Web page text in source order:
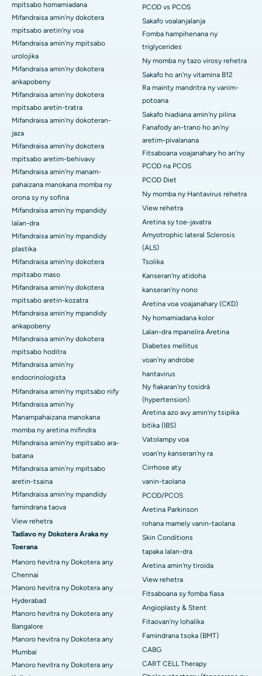
mpitsabo homamiadana
Mifandraisa amin'ny dokotera
mpitsabo aretin'ny voa
Mifandraisa amin'ny mpitsabo
urolojika
Mifandraisa amin'ny dokotera
ankapobeny
Mifandraisa amin'ny dokotera
mpitsabo aretin-tratra
Mifandraisa amin'ny dokoteran-
jaza
Mifandraisa amin'ny dokotera
mpitsabo aretim-behivavy
Mifandraisa amin'ny manam-
pahaizana manokana momba ny
orona sy ny sofina
Mifandraisa amin'ny mpandidy
lalan-dra
Mifandraisa amin'ny mpandidy
plastika
Mifandraisa amin'ny dokotera
mpitsabo maso
Mifandraisa amin'ny dokotera
mpitsabo aretin-kozatra
Mifandraisa amin'ny mpandidy
ankapobeny
Mifandraisa amin'ny dokotera
mpitsabo hoditra
Mifandraisa amin'ny
endocrinologista
Mifandraisa amin'ny mpitsabo nify
Mifandraisa amin'ny
Manampahaizana manokana
momba ny aretina mifindra
Mifandraisa amin'ny mpitsabo ara-
batana
Mifandraisa amin'ny mpitsabo
aretin-tsaina
Mifandraisa amin'ny mpandidy
famindrana taova
View rehetra
Tadiavo ny Dokotera Araka ny
Toerana
Manoro hevitra ny Dokotera any
Chennai
Manoro hevitra ny Dokotera any
Hyderabad
Manoro hevitra ny Dokotera any
Bangalore
Manoro hevitra ny Dokotera any
Mumbai
Manoro hevitra ny Dokotera any
PCOD vs PCOS
Sakafo voalanjalanja
Fomba hampihenana ny
triglycerides
Ny momba ny tazo virosy rehetra
Sakafo ho an'ny vitamina B12
Ra mainty mandritra ny vanim-
potoana
Sakafo hiadiana amin'ny pilina
Fanafody an-trano ho an'ny
aretim-pivalanana
Fitsaboana voajanahary ho an'ny
PCOD na PCOS
PCOD Diet
Ny momba ny Hantavirus rehetra
View rehetra
Aretina sy toe-javatra
Amyotrophic lateral Sclerosis
(ALS)
Tsolika
Kanseran'ny atidoha
kanseran'ny nono
Aretina voa voajanahary (CKD)
Ny homamiadana kolor
Lalan-dra mpanelira Aretina
Diabetes mellitus
voan'ny androbe
hantavirus
Ny fiakaran'ny tosidrà
(hypertension)
Aretina azo avy amin'ny tsipika
bitika (IBS)
Vatolampy voa
voan'ny kanseran'ny ra
Cirrhose aty
vanin-taolana
PCOD/PCOS
Aretina Parkinson
rohana mamely vanin-taolana
Skin Conditions
tapaka lalan-dra
Aretina amin'ny tiroida
View rehetra
Fitsaboana sy fomba fiasa
Angioplasty & Stent
Fitaovan'ny lohalika
Famindrana tsoka (BMT)
CABG
CART CELL Therapy